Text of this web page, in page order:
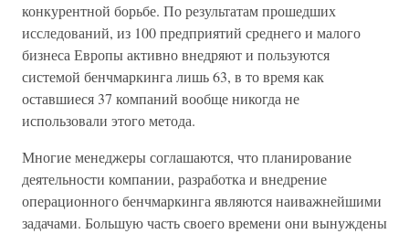
конкурентной борьбе. По результатам прошедших
исследований, из 100 предприятий среднего и малого
бизнеса Европы активно внедряют и пользуются
системой бенчмаркинга лишь 63, в то время как
оставшиеся 37 компаний вообще никогда не
использовали этого метода.
Многие менеджеры соглашаются, что планирование
деятельности компании, разработка и внедрение
операционного бенчмаркинга являются наиважнейшими
задачами. Большую часть своего времени они вынуждены